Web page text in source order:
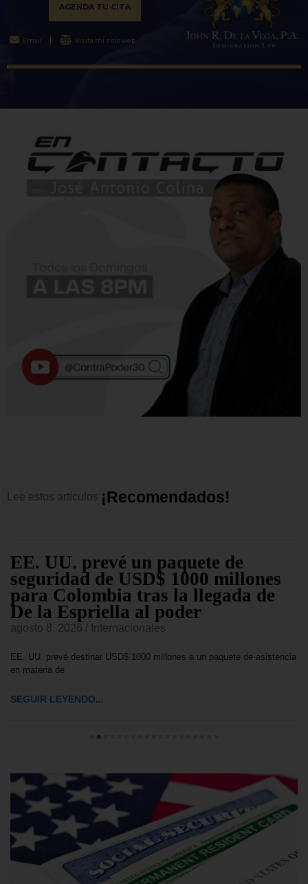
AGENDA TU CITA
Email Visita mi sitio web
Lee estos artículos ¡Recomendados!
EE. UU. prevé un paquete de
seguridad de USD$ 1000 millones
para Colombia tras la llegada de
De la Espriella al poder
agosto 8, 2026 Internacionales
EE. UU. prevé destinar USD$ 1000 millones a un paquete de asistencia
en materia de
SEGUIR LEYENDO...